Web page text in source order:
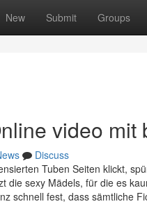
New Submit Groups
video mit
Discuss
Tuben Seiten klickt,
die sexy Mädels, für die es
schnell fest, dass sämtliche